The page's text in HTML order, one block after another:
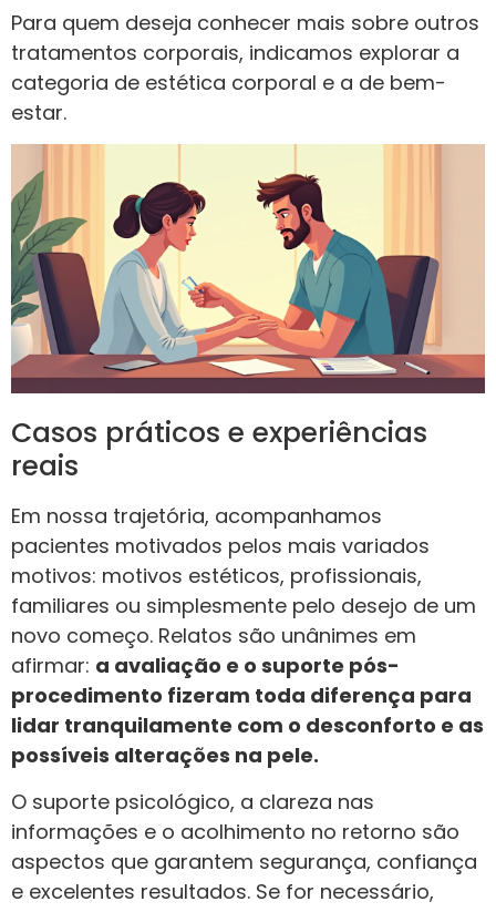
Para quem deseja conhecer mais sobre outros
tratamentos corporais, indicamos explorar a
categoria de estética corporal e a de bem-
estar.
Casos práticos e experiências
reais
Em nossa trajetória, acompanhamos
pacientes motivados pelos mais variados
motivos: motivos estéticos, profissionais,
familiares ou simplesmente pelo desejo de um
novo começo. Relatos são unânimes em
afirmar: a avaliação e o suporte pós-
procedimento fizeram toda diferença para
lidar tranquilamente com o desconforto e as
possíveis alterações na pele.
O suporte psicológico, a clareza nas
informações e o acolhimento no retorno são
aspectos que garantem segurança, confiança
e excelentes resultados. Se for necessário,